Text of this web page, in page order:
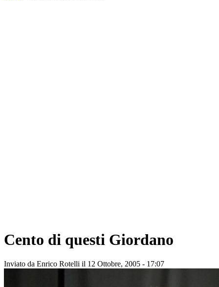
Cento di questi Giordano
Inviato da Enrico Rotelli il 12 Ottobre, 2005 - 17:07